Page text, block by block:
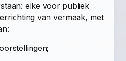
elke voor publiek
van vermaak, met